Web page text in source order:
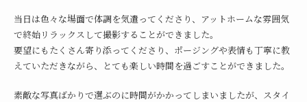
当日は色々な場面で体調を気遣ってくださり、アットホームな雰囲気
で終始リラックスして撮影することができました。
要望にもたくさん寄り添ってくださり、ポージングや表情も丁寧に教
えていただきながら、とても楽しい時間を過ごすことができました。
素敵な写真ばかりで選ぶのに時間がかかってしまいましたが、スタイ